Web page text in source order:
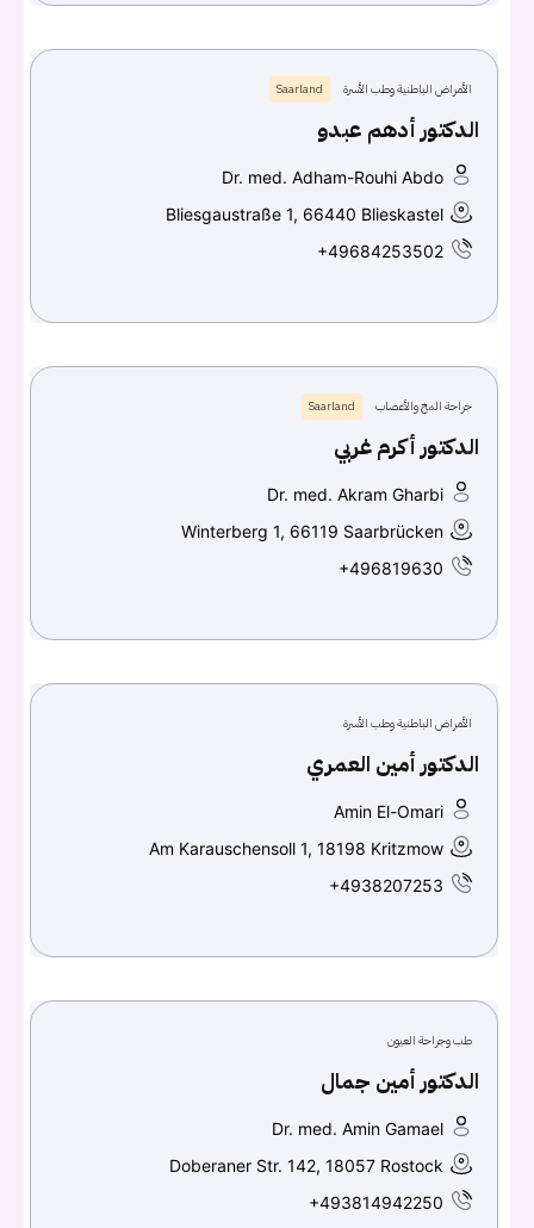
الأمراض الباطنية وطب الأسرة Saarland
الدكتور أدهم عبدو
Dr. med. Adham-Rouhi Abdo
Bliesgaustraße 1, 66440 Blieskastel
+49684253502
جراحة المخ والأعصاب Saarland
الدكتور أكرم غربي
Dr. med. Akram Gharbi
Winterberg 1, 66119 Saarbrücken
+496819630
الأمراض الباطنية وطب الأسرة
الدكتور أمين العمري
Amin El-Omari
Am Karauschensoll 1, 18198 Kritzmow
+4938207253
طب وجراحة العيون
الدكتور أمين جمال
Dr. med. Amin Gamael
Doberaner Str. 142, 18057 Rostock
+493814942250